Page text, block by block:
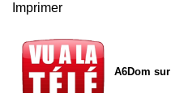
Imprimer
A6Dom